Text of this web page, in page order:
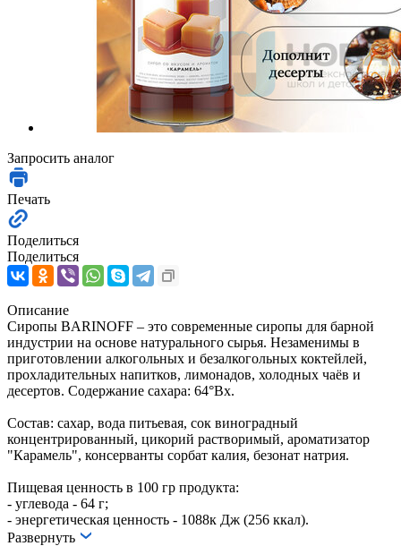
Запросить аналог
Печать
Поделиться
Поделиться
Описание
Сиропы BARINOFF – это современные сиропы для барной
индустрии на основе натурального сырья. Незаменимы в
приготовлении алкогольных и безалкогольных коктейлей,
прохладительных напитков, лимонадов, холодных чаёв и
десертов. Содержание сахара: 64°Bx.
Состав: сахар, вода питьевая, сок виноградный
концентрированный, цикорий растворимый, ароматизатор
"Карамель", консерванты сорбат калия, безонат натрия.
Пищевая ценность в 100 гр продукта:
- углевода - 64 г;
- энергетическая ценность - 1088к Дж (256 ккал).
Развернуть